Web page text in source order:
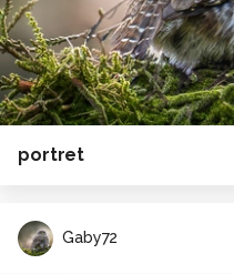
portret
Gaby72